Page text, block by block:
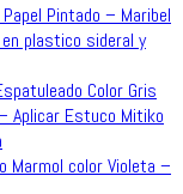
Pintado – Maribel
plastico sideral y
Color Gris
Aplicar Estuco Mitiko
Marmol color Violeta –